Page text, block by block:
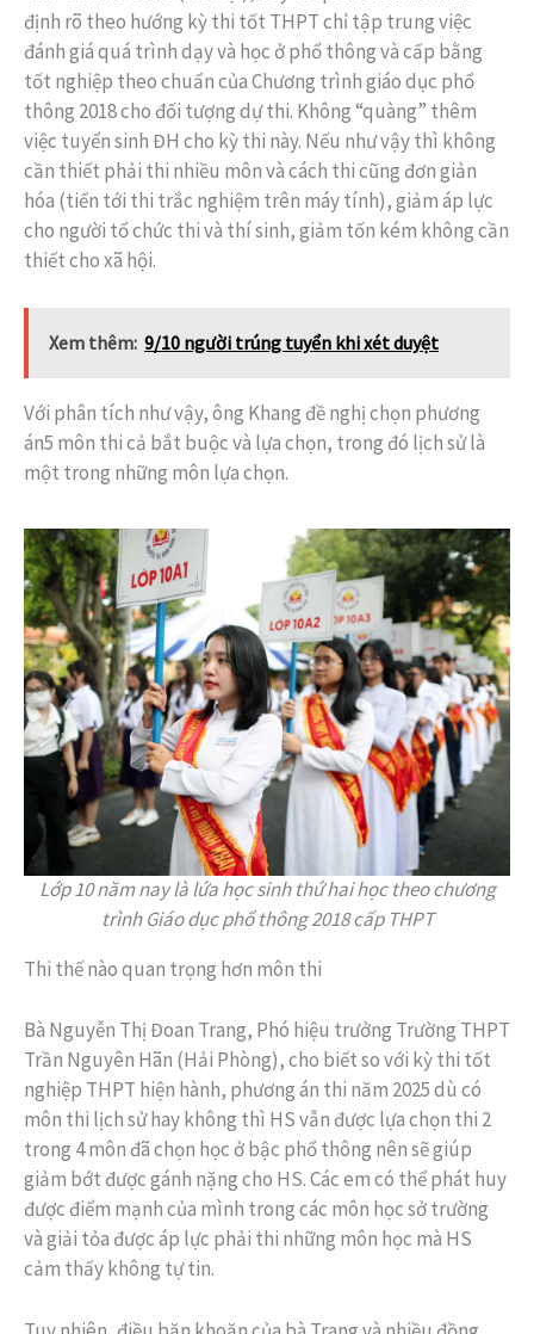
định rõ theo hướng kỳ thi tốt THPT chỉ tập trung việc
đánh giá quá trình dạy và học ở phổ thông và cấp bằng
tốt nghiệp theo chuẩn của Chương trình giáo dục phổ
thông 2018 cho đối tượng dự thi. Không “quàng” thêm
việc tuyển sinh ĐH cho kỳ thi này. Nếu như vậy thì không
cần thiết phải thi nhiều môn và cách thi cũng đơn giản
hóa (tiến tới thi trắc nghiệm trên máy tính), giảm áp lực
cho người tổ chức thi và thí sinh, giảm tốn kém không cần
thiết cho xã hội.
Xem thêm: 9/10 người trúng tuyển khi xét duyệt
Với phân tích như vậy, ông Khang đề nghị chọn phương
án5 môn thi cả bắt buộc và lựa chọn, trong đó lịch sử là
một trong những môn lựa chọn.
Lớp 10 năm nay là lứa học sinh thứ hai học theo chương
trình Giáo dục phổ thông 2018 cấp THPT
Thi thế nào quan trọng hơn môn thi
Bà Nguyễn Thị Đoan Trang, Phó hiệu trưởng Trường THPT
Trần Nguyên Hãn (Hải Phòng), cho biết so với kỳ thi tốt
nghiệp THPT hiện hành, phương án thi năm 2025 dù có
môn thi lịch sử hay không thì HS vẫn được lựa chọn thi 2
trong 4 môn đã chọn học ở bậc phổ thông nên sẽ giúp
giảm bớt được gánh nặng cho HS. Các em có thể phát huy
được điểm mạnh của mình trong các môn học sở trường
và giải tỏa được áp lực phải thi những môn học mà HS
cảm thấy không tự tin.